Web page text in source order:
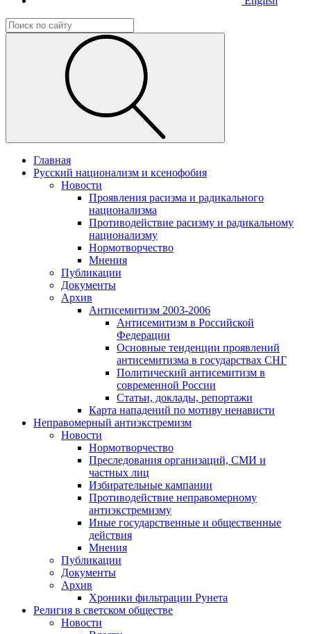
Главная
Русский национализм и ксенофобия
Новости
Проявления расизма и радикального
национализма
Противодействие расизму и радикальному
национализму
Нормотворчество
Мнения
Публикации
Документы
Архив
Антисемитизм 2003-2006
Антисемитизм в Российской
Федерации
Основные тенденции проявлений
антисемитизма в государствах СНГ
Политический антисемитизм в
современной России
Статьи, доклады, репортажи
Карта нападений по мотиву ненависти
Неправомерный антиэкстремизм
Новости
Нормотворчество
Преследования организаций, СМИ и
частных лиц
Избирательные кампании
Противодействие неправомерному
антиэкстремизму
Иные государственные и общественные
действия
Мнения
Публикации
Документы
Архив
Хроники фильтрации Рунета
Религия в светском обществе
Новости